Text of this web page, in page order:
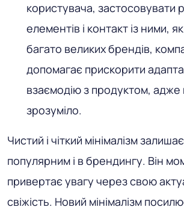
користувача, застосовувати
елементів і контакт із ними,
багато великих брендів,
допомагає прискорити
взаємодію з продуктом, адже
зрозуміло.
Чистий і чіткий мінімалізм
популярним і в брендингу. Він
привертає увагу через свою
свіжість. Новий мінімалізм